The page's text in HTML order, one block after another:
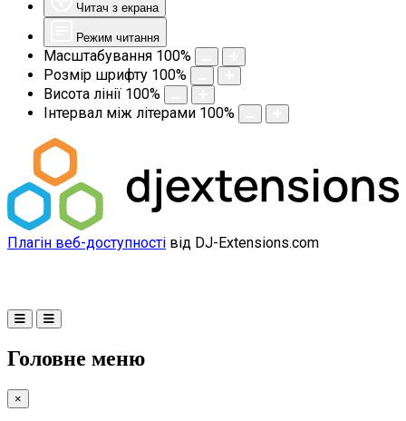
Читач з екрана
Режим читання
Масштабування 100%
Розмір шрифту 100%
Висота лінії 100%
Інтервал між літерами 100%
Плагін веб-доступності від DJ-Extensions.com
Головне меню
×